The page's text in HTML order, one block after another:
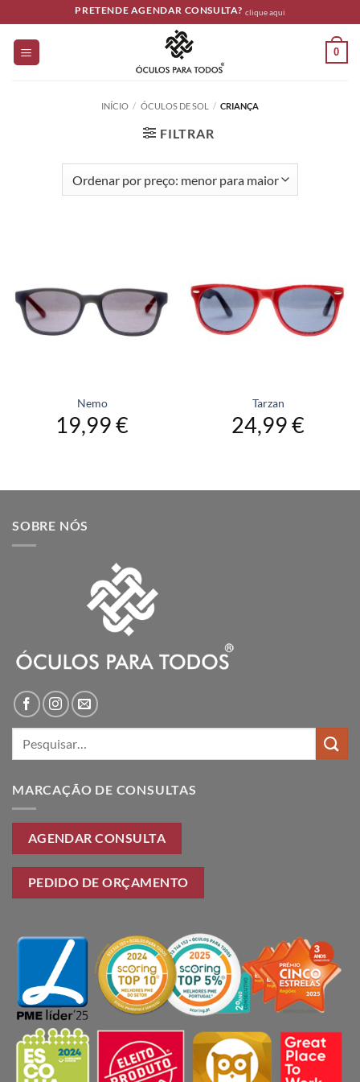
to
content
PRETENDE AGENDAR CONSULTA? clique aqui
0
INÍCIO / ÓCULOS DE SOL / CRIANÇA
FILTRAR
Nemo
19,99€
Tarzan
24,99€
SOBRE NÓS
MARCAÇÃO DE CONSULTAS
AGENDAR CONSULTA
PEDIDO DE ORÇAMENTO